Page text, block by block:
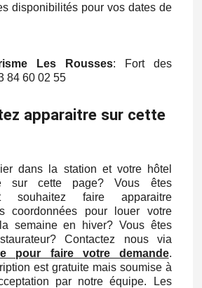
disponibilités pour vos dates de
Les Rousses: Fort des
84 60 02 55
apparaitre sur cette
dans la station et votre hôtel
sur cette page? Vous êtes
souhaitez faire apparaitre
coordonnées pour louer votre
semaine en hiver? Vous êtes
Contactez nous via
pour faire votre demande.
est gratuite mais soumise à
par notre équipe. Les